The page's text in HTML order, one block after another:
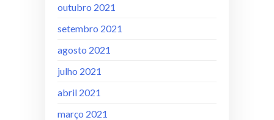
outubro 2021
setembro 2021
agosto 2021
julho 2021
abril 2021
março 2021